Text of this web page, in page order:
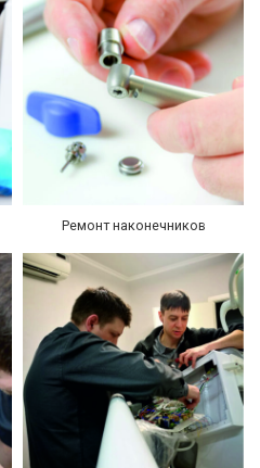
Ремонт наконечников